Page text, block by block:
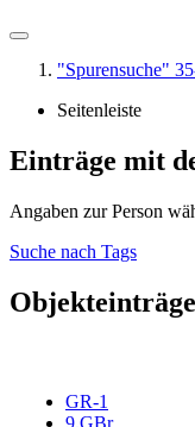
"Spurensuche"
Seitenleiste
Einträge mit
Angaben zur Person
Suche nach Tags
Objekteinträge
GR-1
9.GBr